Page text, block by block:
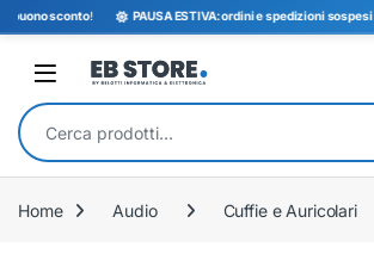
sconto! PAUSA ESTIVA: ordini e spedizioni sospesi
Open
Cerca:
Home Audio Cuffie e Auricolari